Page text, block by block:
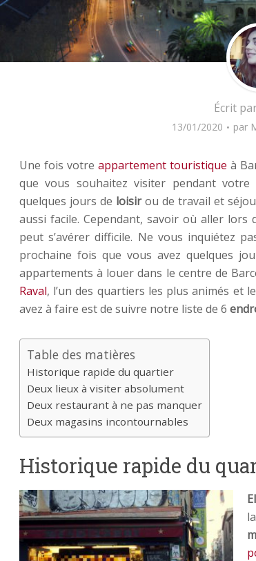
Écrit
13/01/2020 par
Une fois votreappartement touristique à
que vous souhaitez visiter pendant votre
quelques jours de loisirou de travail et
aussi facile. Cependant, savoir où aller
peut s’avérer difficile. Ne vous inquiétez
prochaine fois que vous avez quelques
appartements à louer dans le centre de
Raval, l’un des quartiers les plus animés et
avez à faire est de suivre notre liste de 6
Table des matières
Historique rapide du quartier
Deux lieux à visiter absolument
Deux restaurant à ne pas manquer
Deux magasins incontournables
Historique rapide du